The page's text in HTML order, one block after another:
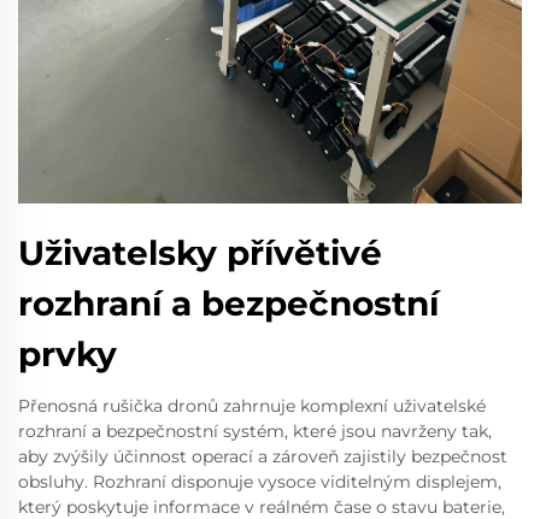
Uživatelsky přívětivé
rozhraní a bezpečnostní
prvky
Přenosná rušička dronů zahrnuje komplexní uživatelské
rozhraní a bezpečnostní systém, které jsou navrženy tak,
aby zvýšily účinnost operací a zároveň zajistily bezpečnost
obsluhy. Rozhraní disponuje vysoce viditelným displejem,
který poskytuje informace v reálném čase o stavu baterie,